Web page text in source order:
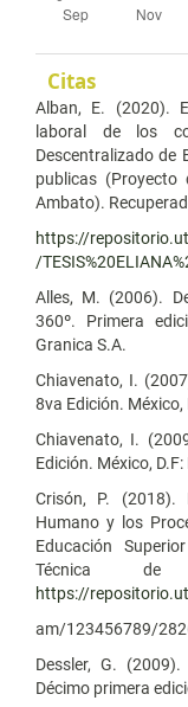
Citas
Alban, E. (2020).
laboral de los
Descentralizado de
publicas (Proyecto
Ambato).
https://
/
Alles, M. (2006).
360º. Primera
Granica S.A.
Chiavenato, I.
8va Edición. México,
Chiavenato, I.
Edición. México,
Crisón, P. (2018).
Humano y los
Educación
Técnica de
https://
am/123456789/
Dessler, G.
Décimo primera